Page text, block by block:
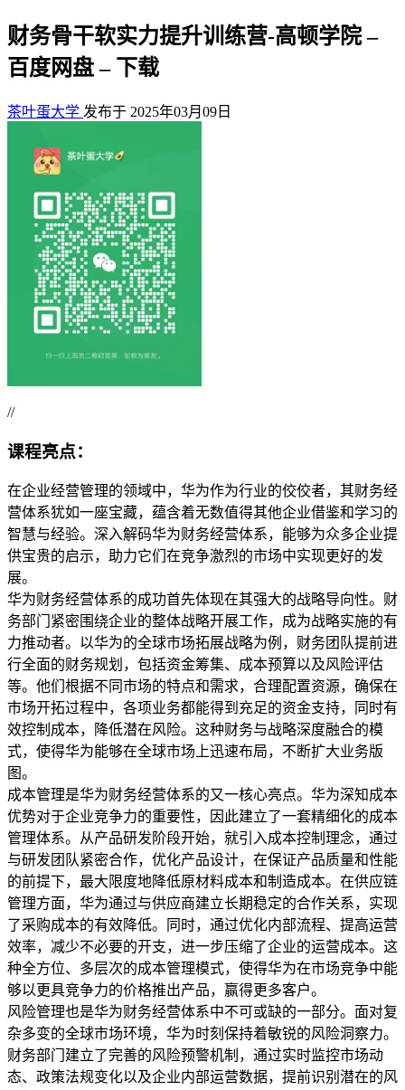
财务骨干软实力提升训练营-高顿学院 –
百度网盘 – 下载
茶叶蛋大学 发布于 2025年03月09日
//
课程亮点：
在企业经营管理的领域中，华为作为行业的佼佼者，其财务经
营体系犹如一座宝藏，蕴含着无数值得其他企业借鉴和学习的
智慧与经验。深入解码华为财务经营体系，能够为众多企业提
供宝贵的启示，助力它们在竞争激烈的市场中实现更好的发
展。
华为财务经营体系的成功首先体现在其强大的战略导向性。财
务部门紧密围绕企业的整体战略开展工作，成为战略实施的有
力推动者。以华为的全球市场拓展战略为例，财务团队提前进
行全面的财务规划，包括资金筹集、成本预算以及风险评估
等。他们根据不同市场的特点和需求，合理配置资源，确保在
市场开拓过程中，各项业务都能得到充足的资金支持，同时有
效控制成本，降低潜在风险。这种财务与战略深度融合的模
式，使得华为能够在全球市场上迅速布局，不断扩大业务版
图。
成本管理是华为财务经营体系的又一核心亮点。华为深知成本
优势对于企业竞争力的重要性，因此建立了一套精细化的成本
管理体系。从产品研发阶段开始，就引入成本控制理念，通过
与研发团队紧密合作，优化产品设计，在保证产品质量和性能
的前提下，最大限度地降低原材料成本和制造成本。在供应链
管理方面，华为通过与供应商建立长期稳定的合作关系，实现
了采购成本的有效降低。同时，通过优化内部流程、提高运营
效率，减少不必要的开支，进一步压缩了企业的运营成本。这
种全方位、多层次的成本管理模式，使得华为在市场竞争中能
够以更具竞争力的价格推出产品，赢得更多客户。
风险管理也是华为财务经营体系中不可或缺的一部分。面对复
杂多变的全球市场环境，华为时刻保持着敏锐的风险洞察力。
财务部门建立了完善的风险预警机制，通过实时监控市场动
态、政策法规变化以及企业内部运营数据，提前识别潜在的风